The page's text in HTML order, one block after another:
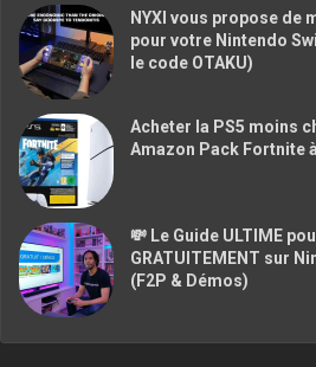
NYXI vous propose de
pour votre Nintendo
le code OTAKU)
Acheter la PS5 moins
Amazon Pack Fortnite
💸 Le Guide ULTIME
GRATUITEMENT sur
(F2P & Démos)